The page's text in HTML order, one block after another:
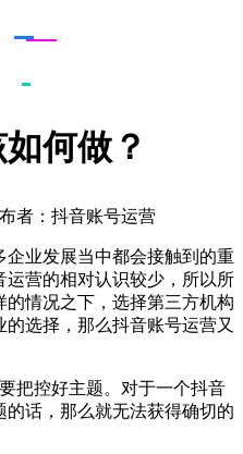
何做？
者：抖音账号运营
企业发展当中都会接触到的重
营的相对认识较少，所以所
情况之下，选择第三方机构
选择，那么抖音账号运营又
控好主题。对于一个抖音
话，那么就无法获得确切的